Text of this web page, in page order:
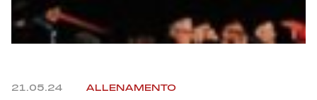
21.05.24 ALLENAMENTO